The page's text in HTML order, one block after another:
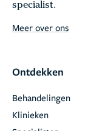
specialist.
Meer over ons
Ontdekken
Behandelingen
Klinieken